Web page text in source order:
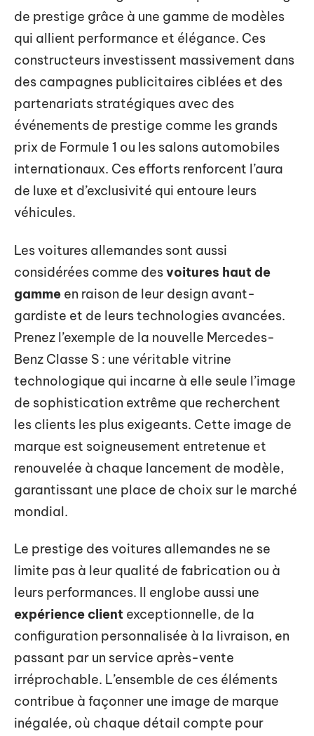
de prestige grâce à une gamme de modèles
qui allient performance et élégance. Ces
constructeurs investissent massivement dans
des campagnes publicitaires ciblées et des
partenariats stratégiques avec des
événements de prestige comme les grands
prix de Formule 1 ou les salons automobiles
internationaux. Ces efforts renforcent l’aura
de luxe et d’exclusivité qui entoure leurs
véhicules.
Les voitures allemandes sont aussi
considérées comme desvoitures haut de
gamme en raison de leur design avant-
gardiste et de leurs technologies avancées.
Prenez l’exemple de la nouvelle Mercedes-
Benz Classe S : une véritable vitrine
technologique qui incarne à elle seule l’image
de sophistication extrême que recherchent
les clients les plus exigeants. Cette image de
marque est soigneusement entretenue et
renouvelée à chaque lancement de modèle,
garantissant une place de choix sur le marché
mondial.
Le prestige des voitures allemandes ne se
limite pas à leur qualité de fabrication ou à
leurs performances. Il englobe aussi une
expérience client exceptionnelle, de la
configuration personnalisée à la livraison, en
passant par un service après-vente
irréprochable. L’ensemble de ces éléments
contribue à façonner une image de marque
inégalée, où chaque détail compte pour